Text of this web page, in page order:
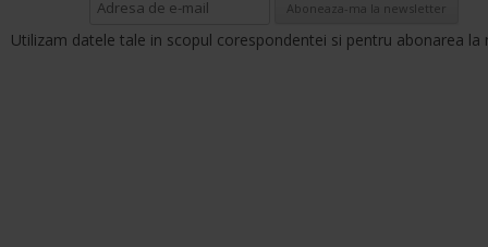
Utilizam datele tale in scopul corespondentei si pentru abonarea